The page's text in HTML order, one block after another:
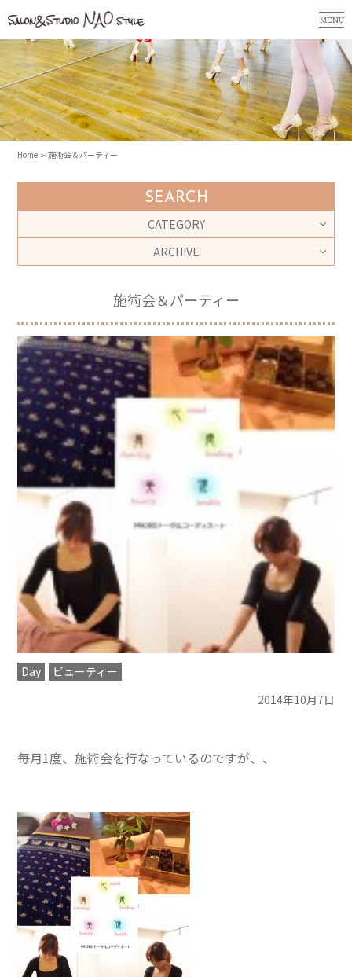
MENU
Home 施術会＆パーティー
SEARCH
CATEGORY
ARCHIVE
施術会＆パーティー
Day
ビューティー
2014年10月7日
毎月1度、施術会を行なっているのですが、、